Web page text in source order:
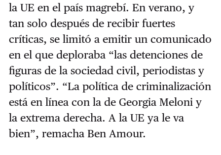
la UE en el país magrebí. En verano, y
tan solo después de recibir fuertes
críticas, se limitó a emitir un comunicado
en el que deploraba “las detenciones de
figuras de la sociedad civil, periodistas y
políticos”. “La política de criminalización
está en línea con la de Georgia Meloni y
la extrema derecha. A la UE ya le va
bien”, remacha Ben Amour.